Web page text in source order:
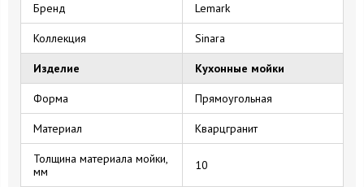
Бренд Lemark
Коллекция Sinara
Изделие Кухонные мойки
Форма Прямоугольная
Материал Кварцгранит
Толщина материала мойки,
мм
10